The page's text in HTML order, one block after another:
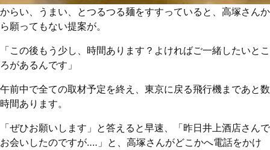
からい、うまい、とつるつる麺をすすっていると、高塚さんか
ら願ってもない提案が。
「この後もう少し、時間あります？よければご一緒したいとこ
ろがあるんです」
午前中で全ての取材予定を終え、東京に戻る飛行機まであと数
時間あります。
「ぜひお願いします」と答えると早速、「昨日井上酒店さんで
お会いしたのですが‥‥」と、高塚さんがどこかへ電話をかけ